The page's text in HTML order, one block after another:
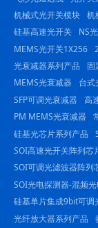
机械式光开关模块 机
硅基高速光开关
NS
MEMS光开关1X256
光衰减器系列产品
固
MEMS光衰减器
台式
SFP可调光衰减器
高
PM MEMS光衰减器
硅基光芯片系列产品
SOI高速光开关阵列芯
SOI可调光滤波器阵列
SOI光电探测器-混频
硅基单片集成9bit可调
光纤放大器系列产品